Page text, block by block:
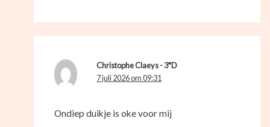
Christophe Claeys - 3*D
7 juli 2026 om 09:31
Ondiep duikje is oke voor mij